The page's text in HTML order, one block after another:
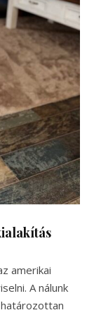
amerikai
A nálunk